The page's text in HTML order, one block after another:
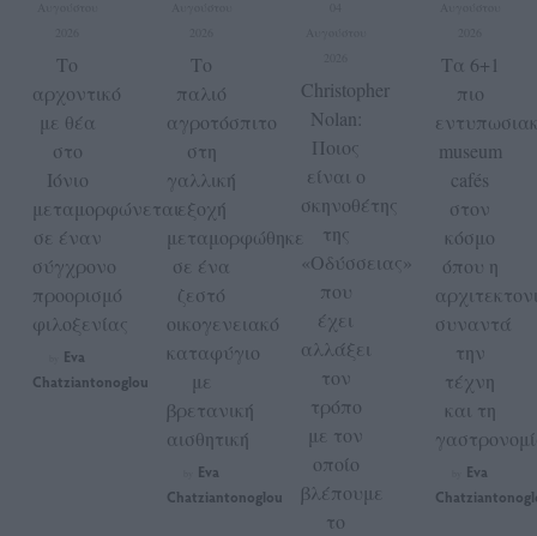
Το
αρχοντικό
με θέα
στο
Ιόνιο
μεταμορφώνεται
σε έναν
σύγχρονο
προορισμό
φιλοξενίας
Eva
Chatziantonoglou
Το
παλιό
αγροτόσπιτο
στη
γαλλική
εξοχή
μεταμορφώθηκε
σε ένα
ζεστό
οικογενειακό
καταφύγιο
με
βρετανική
αισθητική
Eva
Chatziantonoglou
Christopher
Nolan:
Ποιος
είναι ο
σκηνοθέτης
της
«Οδύσσειας»
που
έχει
αλλάξει
τον
τρόπο
με τον
οποίο
βλέπουμε
το
Τα 6+1
πιο
museum
cafés
στον
κόσμο
όπου η
συναντά
την
τέχνη
και τη
Eva